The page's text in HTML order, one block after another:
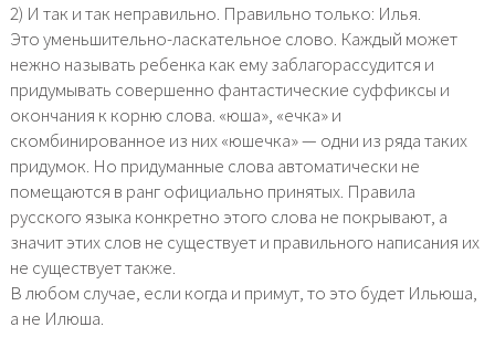
2) И так и так неправильно. Правильно только: Илья.
Это уменьшительно-ласкательное слово. Каждый может
нежно называть ребенка как ему заблагорассудится и
придумывать совершенно фантастические суффиксы и
окончания к корню слова. «юша», «ечка» и
скомбинированное из них «юшечка» — одни из ряда таких
придумок. Но придуманные слова автоматически не
помещаются в ранг официально принятых. Правила
русского языка конкретно этого слова не покрывают, а
значит этих слов не существует и правильного написания их
не существует также.
В любом случае, если когда и примут, то это будет Ильюша,
а не Илюша.